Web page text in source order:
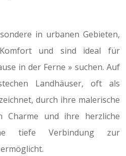
in urbanen Gebieten,
und sind ideal für
in der Ferne » suchen. Auf
Landhäuser, oft als
durch ihre malerische
Charme und ihre herzliche
tiefe Verbindung zur